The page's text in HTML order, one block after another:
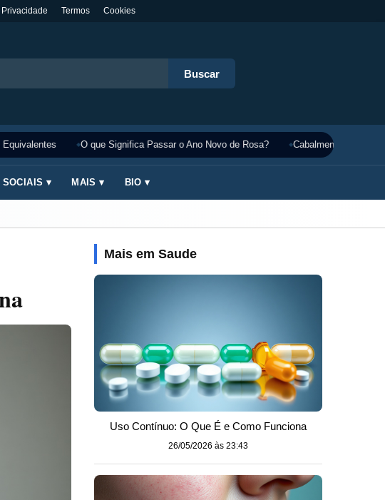
Privacidade Termos Cookies
Buscar
O que Significa Passar o Ano Novo de Rosa? Cabalmente
SOCIAIS ▾ MAIS ▾ BIO ▾
Mais em Saude
Uso Contínuo: O Que É e Como Funciona
26/05/2026 às 23:43